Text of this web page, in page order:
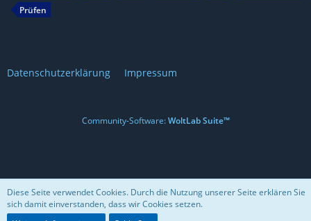
Prüfen
Datenschutzerklärung Impressum
Community-Software:WoltLab Suite™
Diese Seite verwendet Cookies. Durch die Nutzung unserer Seite erklären Sie
sich damit einverstanden, dass wir Cookies setzen.